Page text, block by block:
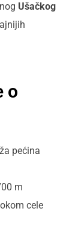
Ušačkog
o
pećina
m
cele